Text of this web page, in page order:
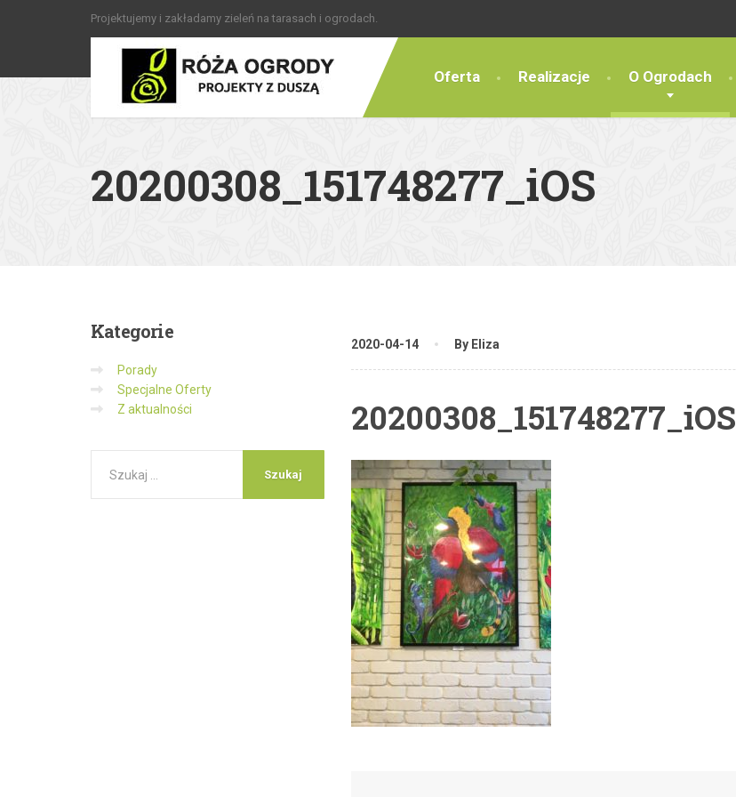
Projektujemy i zakładamy zieleń na tarasach i ogrodach.
Oferta Realizacje O Ogrodach
20200308_151748277_iOS
2020-04-14 By Eliza
20200308_151748277_iOS
Kategorie
Porady
Specjalne Oferty
Z aktualności